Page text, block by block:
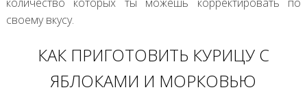
своему вкусу.
КАК ПРИГОТОВИТЬ КУРИЦУ С
ЯБЛОКАМИ И МОРКОВЬЮ